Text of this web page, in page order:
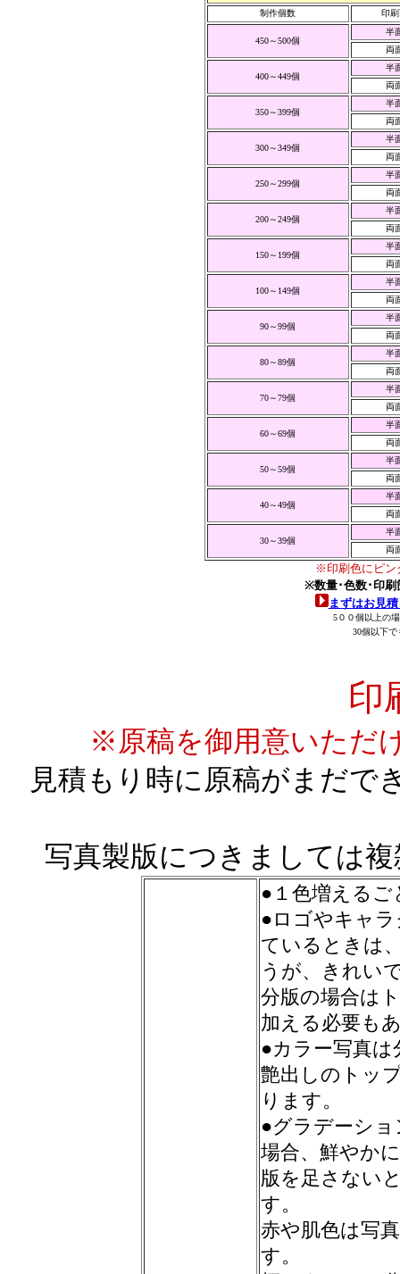
制作個数 印
450～500個
半
両
400～449個
半
両
350～399個
半
両
300～349個
半
両
250～299個
半
両
200～249個
半
両
150～199個
半
両
100～149個
半
両
90～99個
半
両
80～89個
半
両
70～79個
半
両
60～69個
半
両
50～59個
半
両
40～49個
半
両
30～39個
半
両
※印刷色にピン
※数量･色数･印刷
まずはお見
5００個以上の
30個以下
印
※原稿を御用意いただ
見積もり時に原稿がまだで
写真製版につきましては
●１色増える
●ロゴやキャ
ているときは
うが、きれい
分版の場合は
加える必要も
●カラー写真は
艶出しのトッ
ります。
●グラデーシ
場合、鮮やか
版を足さない
す。
赤や肌色は写
す。